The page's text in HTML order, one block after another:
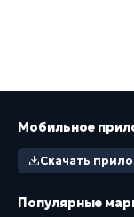
Мобильное
Скачать
Популярные